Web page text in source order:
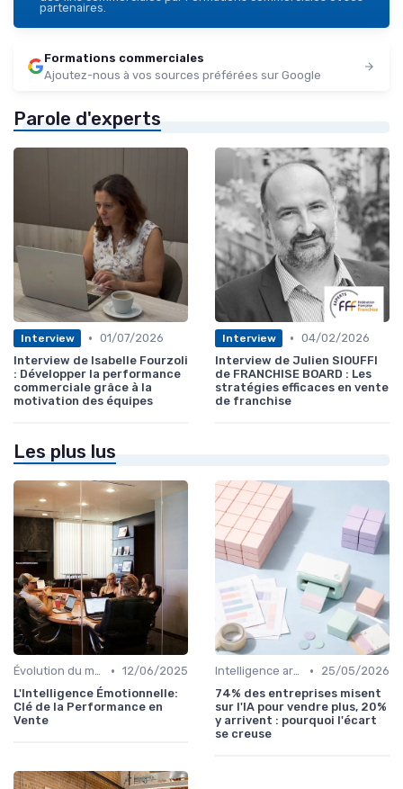
partenaires.
Formations commerciales
Ajoutez-nous à vos sources préférées sur Google
Parole d'experts
Interview • 01/07/2026
Interview de Isabelle Fourzoli
: Développer la performance
commerciale grâce à la
motivation des équipes
Interview • 04/02/2026
Interview de Julien SIOUFFI
de FRANCHISE BOARD : Les
stratégies efficaces en vente
de franchise
Les plus lus
Évolution du marché et des consommateurs • 12/06/2025
L'Intelligence Émotionnelle:
Clé de la Performance en
Vente
Intelligence artificielle en vente •
25/05/2026
74% des entreprises misent
sur l'IA pour vendre plus, 20%
y arrivent : pourquoi l'écart
se creuse